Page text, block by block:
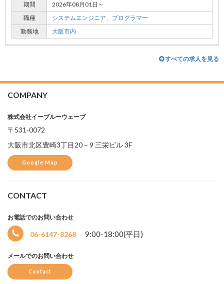
期間
2026年08月01日～
職種
システムエンジニア、 プログラマー
勤務地
大阪市内
すべての求人を見る
COMPANY
株式会社イーブルーウェーブ
〒531-0072
大阪市北区豊崎3丁目20－9 三栄ビル 3F
Google Map
CONTACT
お電話でのお問い合わせ
06-6147-8268 9:00-18:00(平日)
メールでのお問い合わせ
Contact